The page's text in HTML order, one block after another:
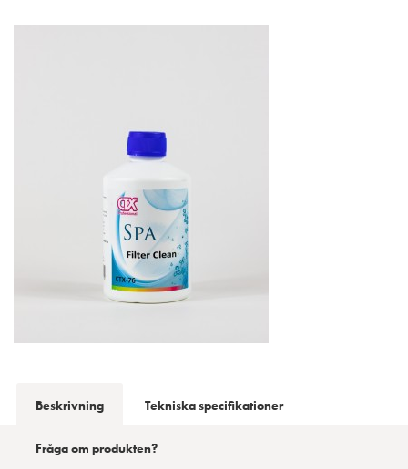
Beskrivning Tekniska specifikationer
Fråga om produkten?